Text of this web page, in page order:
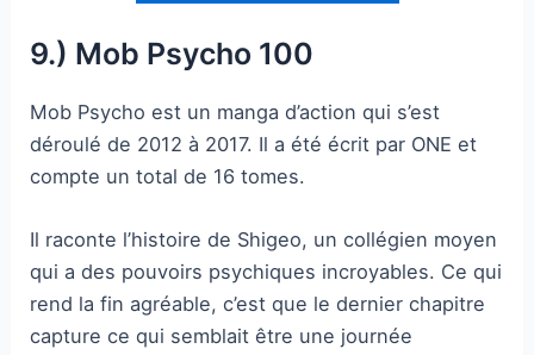
9.) Mob Psycho 100
Mob Psycho est un manga d’action qui s’est
déroulé de 2012 à 2017. Il a été écrit par ONE et
compte un total de 16 tomes.
Il raconte l’histoire de Shigeo, un collégien moyen
qui a des pouvoirs psychiques incroyables. Ce qui
rend la fin agréable, c’est que le dernier chapitre
capture ce qui semblait être une journée